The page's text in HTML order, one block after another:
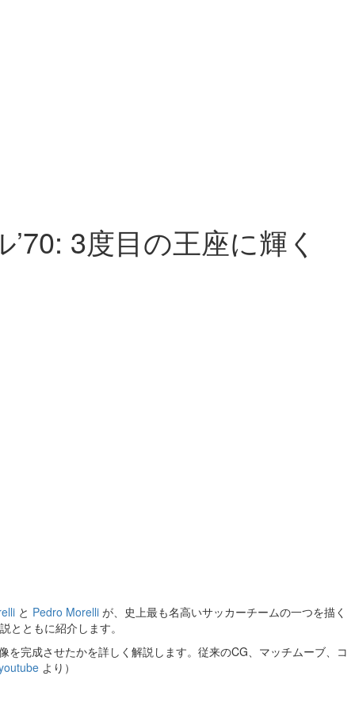
3度目の王座に輝く
と Pedro Morelli が、史上最も名高いサッカーチームの一つを描く
とともに紹介します。
完成させたかを詳しく解説します。従来のCG、マッチムーブ、コ
より）